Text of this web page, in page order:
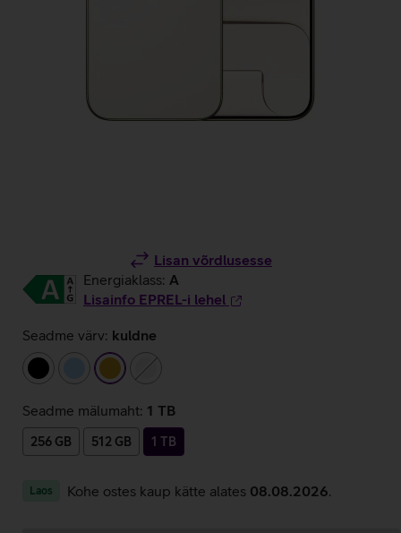
Lisan võrdlusesse
Energiaklass: A
Lisainfo EPREL-i lehel
Seadme värv: kuldne
must
helesininekuldnevalge
Seadme mälumaht: 1 TB
256 GB 512 GB 1 TB
Laos Kohe ostes kaup kätte alates 08.08.2026